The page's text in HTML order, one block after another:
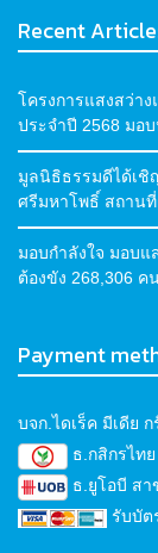
Recent
โครงการแสงสว่า
ประจำปี 2568 มอ
มูลนิธิธรรมดีได้เชิ
ศรีมหาโพธิ์ สถาน
มอบกำลังใจ มอบ
ต้องขัง 268,306
Payment
บจก.ไดเร็ค มีเดีย
ธ.กสิกรไท
ธ.ยูโอบี สา
รับบัต